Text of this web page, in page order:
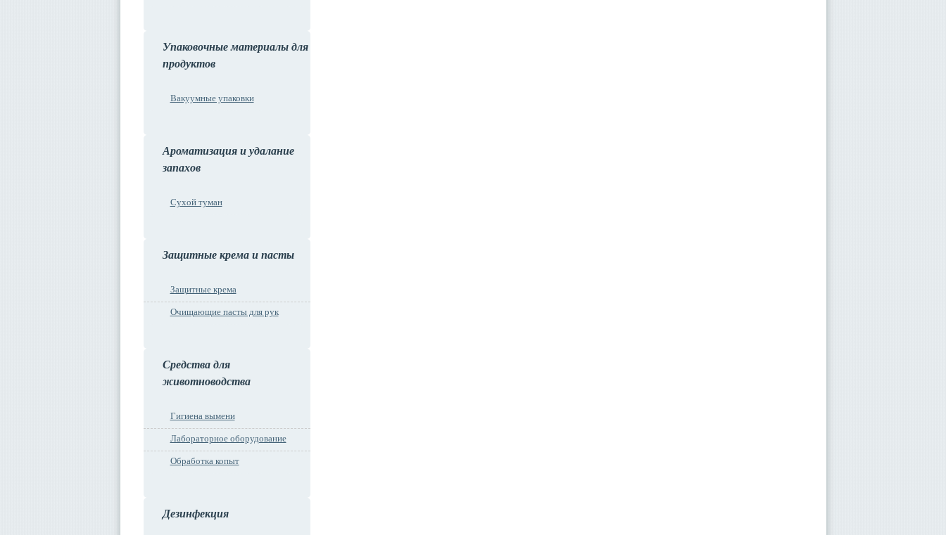
Упаковочные материалы для
продуктов
Вакуумные упаковки
Ароматизация и удалание
запахов
Сухой туман
Защитные крема и пасты
Защитные крема
Очищающие пасты для рук
Средства для
животноводства
Гигиена вымени
Лабораторное оборудование
Обработка копыт
Дезинфекция